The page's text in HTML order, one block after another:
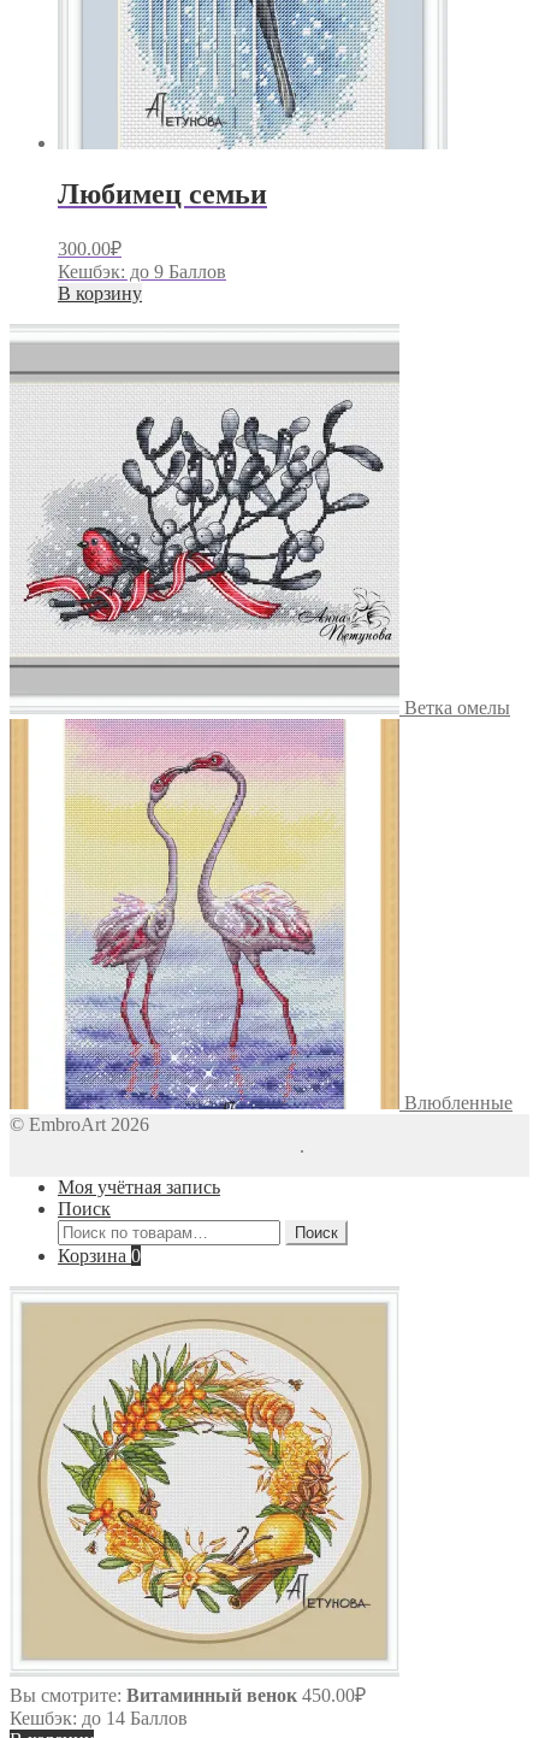
Любимец семьи
300.00₽
Кешбэк: до 9 Баллов
В корзину
Ветка омелы
Влюбленные
© EmbroArt 2026
.
Моя учётная запись
Поиск
Искать:
Поиск
Корзина 0
Вы смотрите: Витаминный венок 450.00₽
Кешбэк: до 14 Баллов